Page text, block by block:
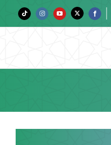
Facebook
Twitter
YouTube
Instagram
Tiktok